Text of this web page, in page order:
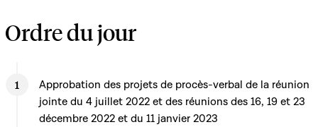
Ordre du jour
Approbation des projets de procès-verbal de la réunion
jointe du 4 juillet 2022 et des réunions des 16, 19 et 23
décembre 2022 et du 11 janvier 2023